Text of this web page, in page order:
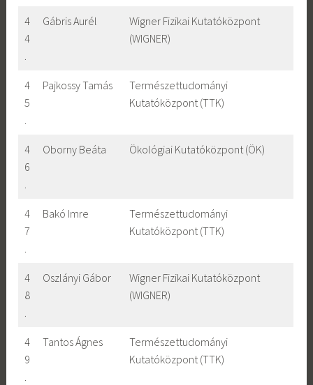
4
4
.
Gábris Aurél
Wigner Fizikai Kutatóközpont
(WIGNER)
4
5
.
Pajkossy Tamás
Természettudományi
Kutatóközpont (TTK)
4
6
.
Oborny Beáta Ökológiai Kutatóközpont (ÖK)
4
7
.
Bakó Imre
Természettudományi
Kutatóközpont (TTK)
4
8
.
Oszlányi Gábor
Wigner Fizikai Kutatóközpont
(WIGNER)
4
9
.
Tantos Ágnes
Természettudományi
Kutatóközpont (TTK)